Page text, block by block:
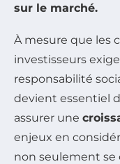
sur le marché.
À mesure que les
investisseurs
responsabilité
devient essentiel
assurer une
enjeux en
non seulement se